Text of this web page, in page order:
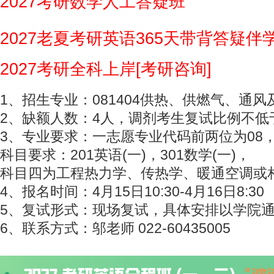
2027老夏考研英语365天带背答疑伴
2027考研全科上岸[考研咨询]
1、招生专业：081404供热、供燃气、通风
2、缺额人数：4人，调剂考生复试比例不低
3、专业要求：一志愿专业代码前两位为08
科目要求：201英语(一)，301数学(一)，
科目四为工程热力学、传热学、暖通空调或
4、报名时间：4月15日10:30-4月16日8:30
5、复试形式：现场复试，具体安排以学院
6、联系方式：邬老师 022-60435005